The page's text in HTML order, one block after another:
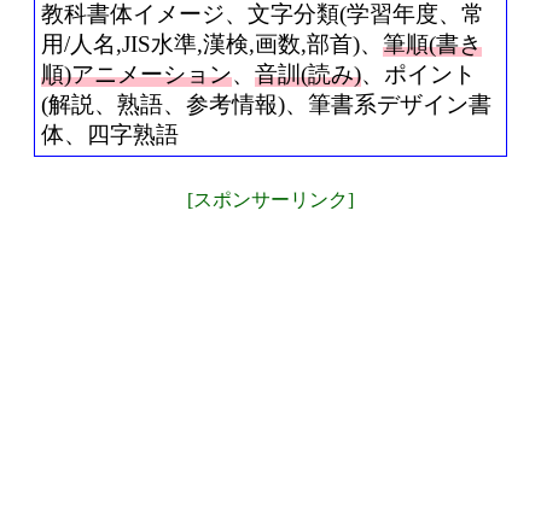
教科書体イメージ、文字分類(学習年度、常
用/人名,JIS水準,漢検,画数,部首)、 筆順(書き
順)アニメーション、 音訓(読み)、ポイント
(解説、熟語、参考情報)、筆書系デザイン書
体、四字熟語
[スポンサーリンク]